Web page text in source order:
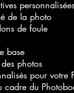
de la photo
de foule
base
photos
pour votre
cadre du